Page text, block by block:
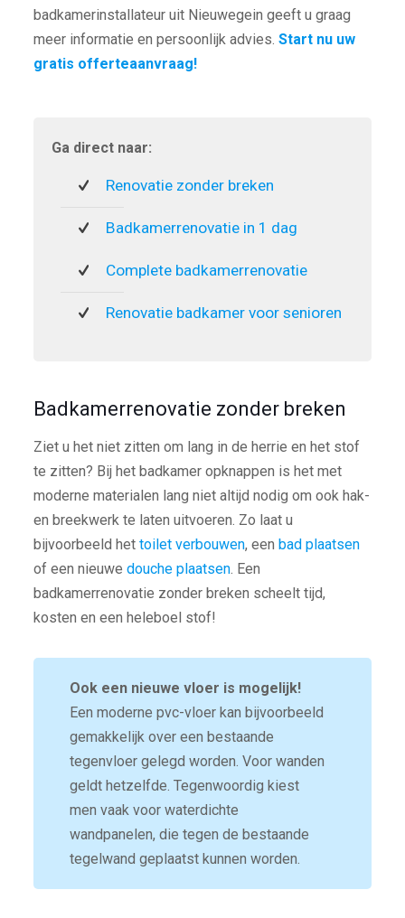
badkamerinstallateur uit Nieuwegein geeft u graag
meer informatie en persoonlijk advies. Start nu uw
gratis offerteaanvraag!
Ga direct naar:
Renovatie zonder breken
Badkamerrenovatie in 1 dag
Complete badkamerrenovatie
Renovatie badkamer voor senioren
Badkamerrenovatie zonder breken
Ziet u het niet zitten om lang in de herrie en het stof
te zitten? Bij het badkamer opknappen is het met
moderne materialen lang niet altijd nodig om ook hak-
en breekwerk te laten uitvoeren. Zo laat u
bijvoorbeeld het toilet verbouwen, een bad plaatsen
of een nieuwe douche plaatsen. Een
badkamerrenovatie zonder breken scheelt tijd,
kosten en een heleboel stof!
Ook een nieuwe vloer is mogelijk!
Een moderne pvc-vloer kan bijvoorbeeld
gemakkelijk over een bestaande
tegenvloer gelegd worden. Voor wanden
geldt hetzelfde. Tegenwoordig kiest
men vaak voor waterdichte
wandpanelen, die tegen de bestaande
tegelwand geplaatst kunnen worden.